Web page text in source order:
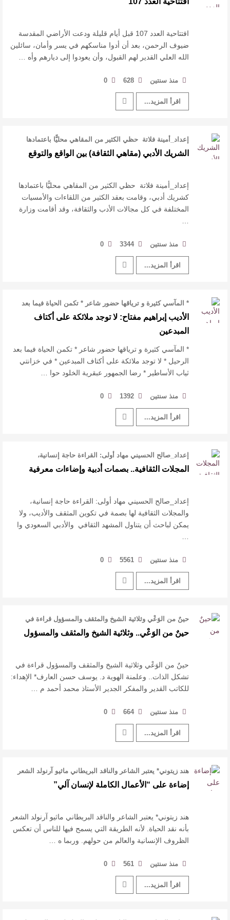
القيمة الأدبية بين استحقاق النص وسلطة الجائزة
​ اللون الأحمر وشاح سردية الأدب وسر رمزية
النصوص
آليات البناء الاستهلالي في رواية : ( على كف رتويت )
للدكتورة زينب الخضيري
افتتاحية العدد 107 قبل أيام قليلة ودعت الأراضي المقدسة
ضيوف الرحمن، بعد أن أدوا مناسكهم في يسر وأمان، سائلين
الله العلي القدير لهم القبول، وأن يعودوا إلى ديارهم وأه …
منذ سنتين 628
0
اقرأ المزيد...
إعداد_أمينة فلاتة حظي الكثير من المقاهي محليًّا باعتمادها
كشريك أدبي، وقامت بعق …
الشريك الأدبي (مقاهي الثقافة) بين الواقع والتوقع
إعداد_أمينة فلاتة حظي الكثير من المقاهي محليًّا باعتمادها
كشريك أدبي، وقامت بعقد الكثير من اللقاءات والأمسيات
المختلفة في كل مجالات الأدب والثقافة، وقد أقامت وزارة
منذ سنتين 3344
0
اقرأ المزيد...
* المآسي كثيرة و ترياقها حضور شاعر * تكمن الحياة فيما بعد
الرحيل * لا توجد ملائك …
الأديب إبراهيم مفتاح: لا توجد ملائكة على أكتاف
المبدعين
* المآسي كثيرة و ترياقها حضور شاعر * تكمن الحياة فيما بعد
الرحيل * لا توجد ملائكة على أكتاف المبدعين * في خزانتي
ثياب الأساطير * رضا الجمهور عبقرية الخلود حوا …
منذ سنتين 1392
0
اقرأ المزيد...
إعداد_صالح الحسيني مهاد أولى: القراءة حاجة إنسانية،
والمجلات الثقافية لها بصمة ف …
المجلات الثقافية.. بصمات أدبية وإضاءات معرفية
إعداد_صالح الحسيني مهاد أولى: القراءة حاجة إنسانية،
والمجلات الثقافية لها بصمة في تكوين المثقف والأديب، ولا
يمكن لباحث أن يتناول المشهد الثقافي والأدبي السعودي وا
منذ سنتين 5561
0
اقرأ المزيد...
حينٌ من الوَعْي وثلاثية الشيخ والمثقف والمسؤول قراءة في
تشكل الذات.. وعلمنة الهو …
حينٌ من الوَعْي.. وثلاثية الشيخ والمثقف والمسؤول
حينٌ من الوَعْي وثلاثية الشيخ والمثقف والمسؤول قراءة في
تشكل الذات.. وعلمنة الهوية د. يوسف حسن العارف* الإهداء:
للكاتب القدير والمفكر الجدير الأستاذ محمد أحمد م …
منذ سنتين 664
0
اقرأ المزيد...
هند زيتوني* يعتبر الشاعر والناقد البريطاني ماثيو آرنولد الشعر
بأنه نقد الحياة. ل …
إضاءة على “الأعمال الكاملة لإنسان آلي”
هند زيتوني* يعتبر الشاعر والناقد البريطاني ماثيو آرنولد الشعر
بأنه نقد الحياة. لأنه الطريقة التي يسمح فيها للناس أن تعكس
الظروف الإنسانية والعالم من حولهم. وربما ه …
منذ سنتين 561
0
اقرأ المزيد...